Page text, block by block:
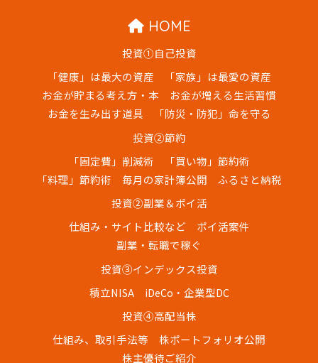
HOME
投資①自己投資
「健康」は最大の資産
「家族」は最愛の資産
お金が貯まる考え方・本
お金が増える生活習慣
お金を生み出す道具
「防災・防犯」命を守る
投資②節約
「固定費」削減術
「買い物」節約術
「料理」節約術
毎月の家計簿公開
ふるさと納税
投資②副業＆ポイ活
仕組み・サイト比較など
ポイ活案件
副業・転職で稼ぐ
投資③インデックス投資
積立NISA
iDeCo・企業型DC
投資④高配当株
仕組み、取引手法等
株ポートフォリオ公開
株主優待ご紹介